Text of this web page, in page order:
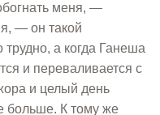
меня, —
— он такой
трудно, а когда Ганеша
и переваливается с
и целый день
больше. К тому же